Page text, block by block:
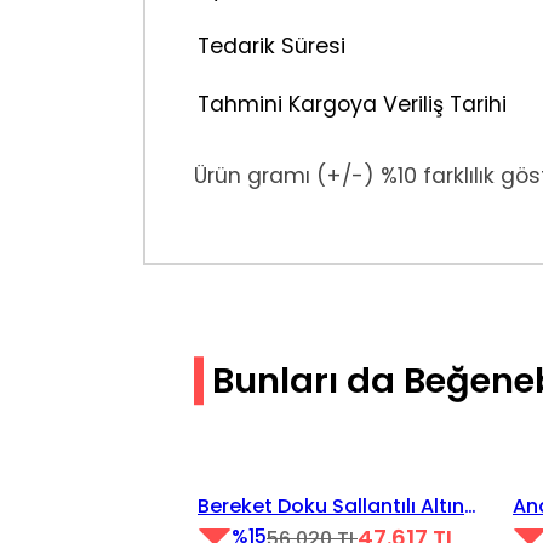
Tedarik Süresi
Tahmini Kargoya Veriliş Tarihi
Ürün gramı (+/-) %10 farklılık
Bunları da
Bereket Doku Sallantılı Altın
Küpe%15